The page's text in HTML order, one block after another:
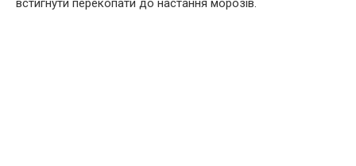
встигнути перекопати до настання морозів.